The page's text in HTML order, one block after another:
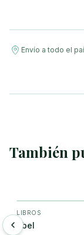
Envío a todo el
También
LIBROS
Abel